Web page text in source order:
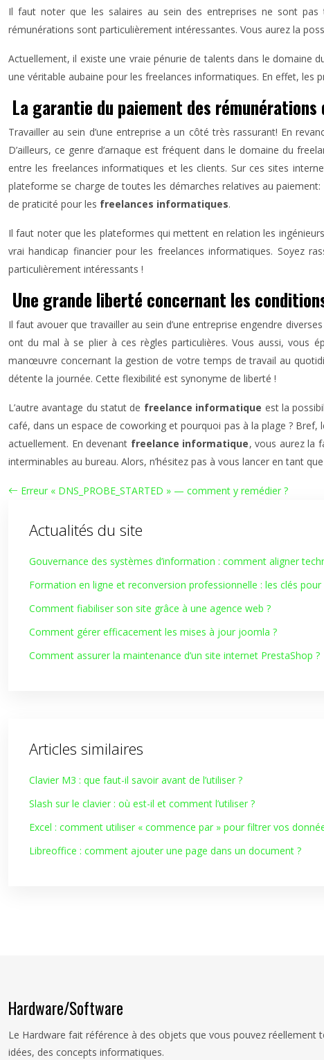
Il faut noter que les salaires au sein des entreprises ne sont
rémunérations sont particulièrement intéressantes. Vous aurez la
Actuellement, il existe une vraie pénurie de talents dans le domaine
une véritable aubaine pour les freelances informatiques. En effet,
La garantie du paiement des rémunérations
Travailler au sein d’une entreprise a un côté très rassurant! En
D’ailleurs, ce genre d’arnaque est fréquent dans le domaine du
entre les freelances informatiques et les clients. Sur ces sites
plateforme se charge de toutes les démarches relatives au
de praticité pour les freelances informatiques.
Il faut noter que les plateformes qui mettent en relation les
vrai handicap financier pour les freelances informatiques. Soyez
particulièrement intéressants !
Une grande liberté concernant les
Il faut avouer que travailler au sein d’une entreprise engendre
ont du mal à se plier à ces règles particulières. Vous aussi, vous
manœuvre concernant la gestion de votre temps de travail au
détente la journée. Cette flexibilité est synonyme de liberté !
L’autre avantage du statut de freelance informatique est la
café, dans un espace de coworking et pourquoi pas à la plage ?
actuellement. En devenant freelance informatique, vous aurez la
interminables au bureau. Alors, n’hésitez pas à vous lancer en tant
Erreur « DNS_PROBE_STARTED » — comment y remédier ?
Actualités du site
Gouvernance des systèmes d’information : comment aligner
Formation en ligne et reconversion professionnelle : les clés
Comment fiabiliser son site grâce à une agence web ?
Comment gérer efficacement les mises à jour joomla ?
Comment assurer la maintenance d’un site internet PrestaShop ?
Articles similaires
Clavier M3 : que faut-il savoir avant de l’utiliser ?
Slash sur le clavier : où est-il et comment l’utiliser ?
Excel : comment utiliser « commence par » pour filtrer vos
Libreoffice : comment ajouter une page dans un document ?
Hardware/Software
Le Hardware fait référence à des objets que vous pouvez
idées, des concepts informatiques.